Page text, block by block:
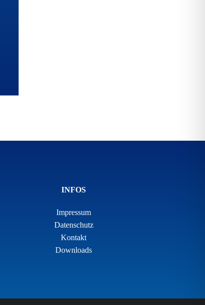
INFOS
Impressum
Datenschutz
Kontakt
Downloads